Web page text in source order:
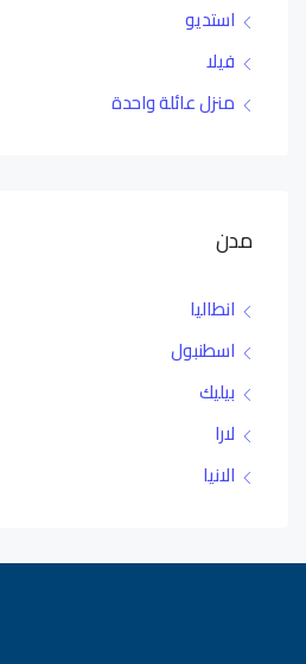
استديو
فيلا
منزل عائلة واحدة
مدن
انطاليا
اسطنبول
بيليك
لارا
الانيا